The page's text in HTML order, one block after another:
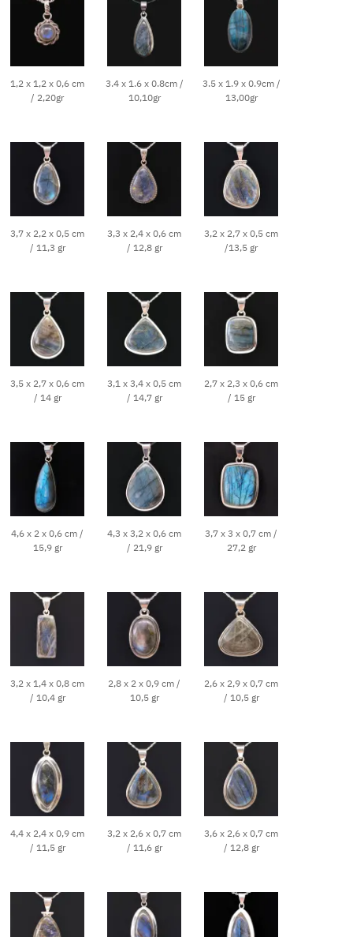
1,2 x 1,2 x 0,6 cm
/ 2,20gr
3.4 x 1.6 x 0.8cm /
10,10gr
3.5 x 1.9 x 0.9cm /
13,00gr
3,7 x 2,2 x 0,5 cm
/ 11,3 gr
3,3 x 2,4 x 0,6 cm
/ 12,8 gr
3,2 x 2,7 x 0,5 cm
/13,5 gr
3,5 x 2,7 x 0,6 cm
/ 14 gr
3,1 x 3,4 x 0,5 cm
/ 14,7 gr
2,7 x 2,3 x 0,6 cm
/ 15 gr
4,6 x 2 x 0,6 cm /
15,9 gr
4,3 x 3,2 x 0,6 cm
/ 21,9 gr
3,7 x 3 x 0,7 cm /
27,2 gr
3,2 x 1,4 x 0,8 cm
/ 10,4 gr
2,8 x 2 x 0,9 cm /
10,5 gr
2,6 x 2,9 x 0,7 cm
/ 10,5 gr
4,4 x 2,4 x 0,9 cm
/ 11,5 gr
3,2 x 2,6 x 0,7 cm
/ 11,6 gr
3,6 x 2,6 x 0,7 cm
/ 12,8 gr